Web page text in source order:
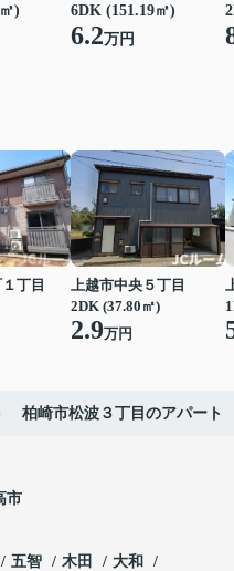
)
6DK (151.19㎡)
6.2万円
丁目
上越市中央５丁目
2DK (37.80㎡)
2.9万円
柏崎市松波３丁目のアパート
市
五智 木田
大和